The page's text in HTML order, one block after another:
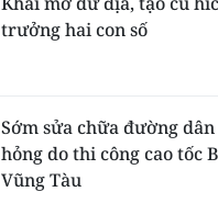
trưởng hai con số
Sớm sửa chữa đường
hỏng do thi công cao tốc
Vũng Tàu